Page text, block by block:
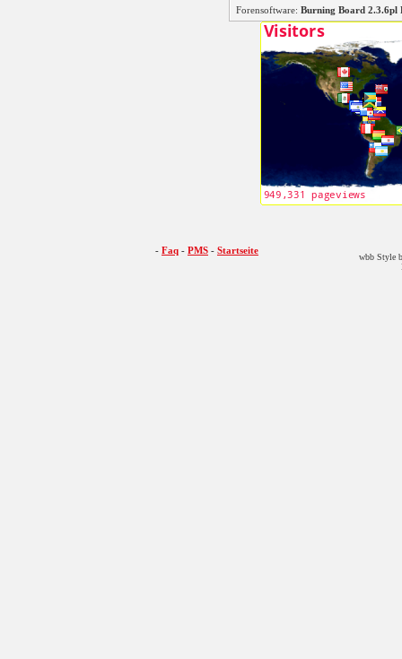
Forensoftware: Burning Board
- Faq - PMS - Startseite
wbb Style